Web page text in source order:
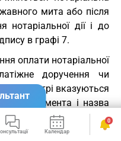
мита або після
нотаріальної дії і до
в графі 7.
оплати нотаріальної
доручення чи
у реєстрі вказуються
документа і назва
проведено банківську
7-687 від 21.08.2007,
Календар Сервіси
0